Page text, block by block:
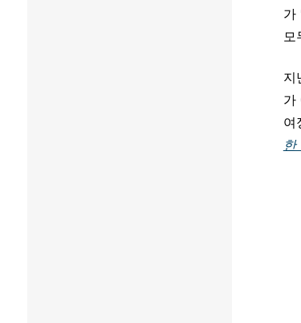
가
모
지
가
여